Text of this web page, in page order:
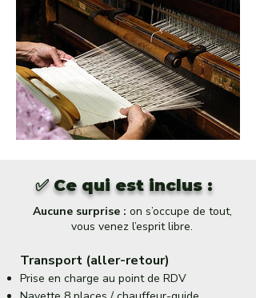
✅ Ce qui est inclus :
Aucune surprise : on s’occupe de tout,
vous venez l’esprit libre.
Transport (aller-retour)
Prise en charge au point de RDV